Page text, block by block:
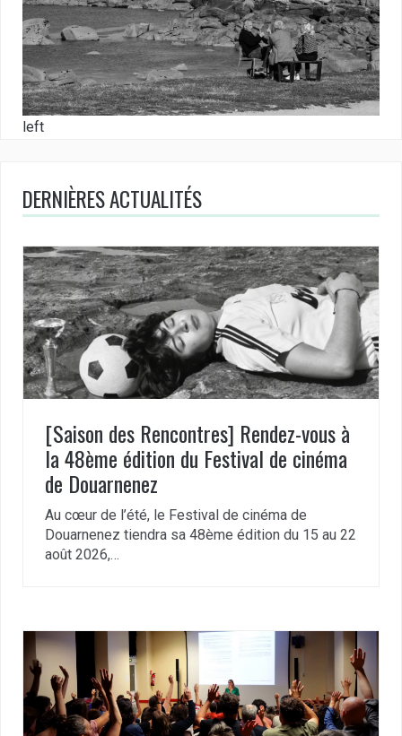
left
DERNIÈRES ACTUALITÉS
[Saison des Rencontres] Rendez-vous à
la 48ème édition du Festival de cinéma
de Douarnenez
Au cœur de l’été, le Festival de cinéma de
Douarnenez tiendra sa 48ème édition du 15 au 22
août 2026,…